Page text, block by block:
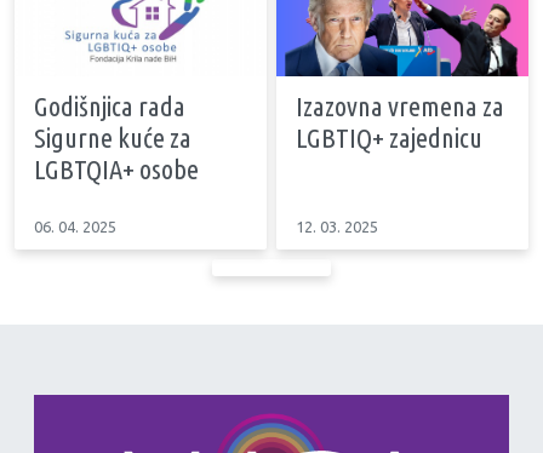
Godišnjica rada
Sigurne kuće za
LGBTQIA+ osobe
06. 04. 2025
Izazovna vremena za
LGBTIQ+ zajednicu
12. 03. 2025